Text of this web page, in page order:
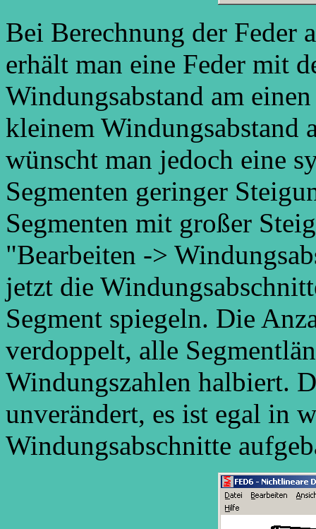
Bei Berechnung der Feder
erhält man eine Feder mit
Windungsabstand am
kleinem Windungsabstand
wünscht man jedoch eine
Segmenten geringer
Segmenten mit großer
"Bearbeiten ->
jetzt die
Segment spiegeln. Die
verdoppelt, alle
Windungszahlen halbiert.
unverändert, es ist egal in
Windungsabschnitte